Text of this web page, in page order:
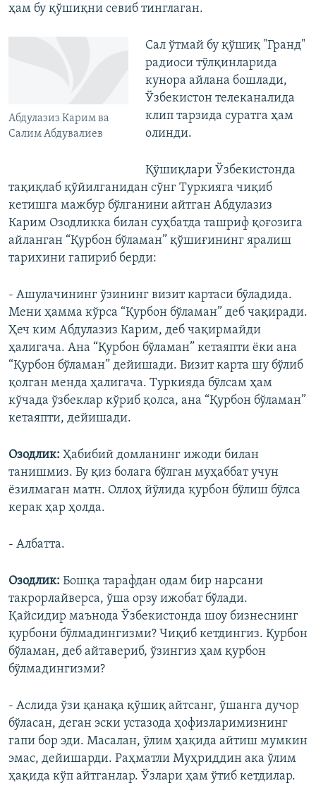
ҳам бу қўшиқни севиб тинглаган.
Абдулазиз Карим ва
Салим Абдувалиев
Сал ўтмай бу қўшиқ "Гранд"
радиоси тўлқинларида
кунора айлана бошлади,
Ўзбекистон телеканалида
клип тарзида суратга ҳам
олинди.
Қўшиқлари Ўзбекистонда
тақиқлаб қўйилганидан сўнг Туркияга чиқиб
кетишга мажбур бўлганини айтган Абдулазиз
Карим Озодликка билан суҳбатда ташриф қоғозига
айланган “Қурбон бўламан” қўшиғининг яралиш
тарихини гапириб берди:
- Ашулачининг ўзининг визит картаси бўладида.
Мени ҳамма кўрса “Қурбон бўламан” деб чақиради.
Ҳеч ким Абдулазиз Карим, деб чақирмайди
ҳалигача. Ана “Қурбон бўламан” кетаяпти ëки ана
“Қурбон бўламан” дейишади. Визит карта шу бўлиб
қолган менда ҳалигача. Туркияда бўлсам ҳам
кўчада ўзбеклар кўриб қолса, ана “Қурбон бўламан”
кетаяпти, дейишади.
Озодлик: Ҳабибий домланинг ижоди билан
танишмиз. Бу қиз болага бўлган муҳаббат учун
ëзилмаган матн. Оллоҳ йўлида қурбон бўлиш бўлса
керак ҳар ҳолда.
- Албатта.
Озодлик: Бошқа тарафдан одам бир нарсани
такрорлайверса, ўша орзу ижобат бўлади.
Қайсидир маънода Ўзбекистонда шоу бизнеснинг
қурбони бўлмадингизми? Чиқиб кетдингиз. Қурбон
бўламан, деб айтавериб, ўзингиз ҳам қурбон
бўлмадингизми?
- Аслида ўзи қанақа қўшиқ айтсанг, ўшанга дучор
бўласан, деган эски устазода ҳофизларимизнинг
гапи бор эди. Масалан, ўлим ҳақида айтиш мумкин
эмас, дейишарди. Раҳматли Муҳриддин ака ўлим
ҳақида кўп айтганлар. Ўзлари ҳам ўтиб кетдилар.